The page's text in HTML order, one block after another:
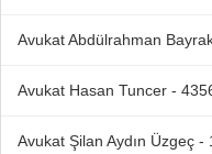
Avukat Abdülrahman
Avukat Hasan Tuncer -
Avukat Şilan Aydın Üzgeç -